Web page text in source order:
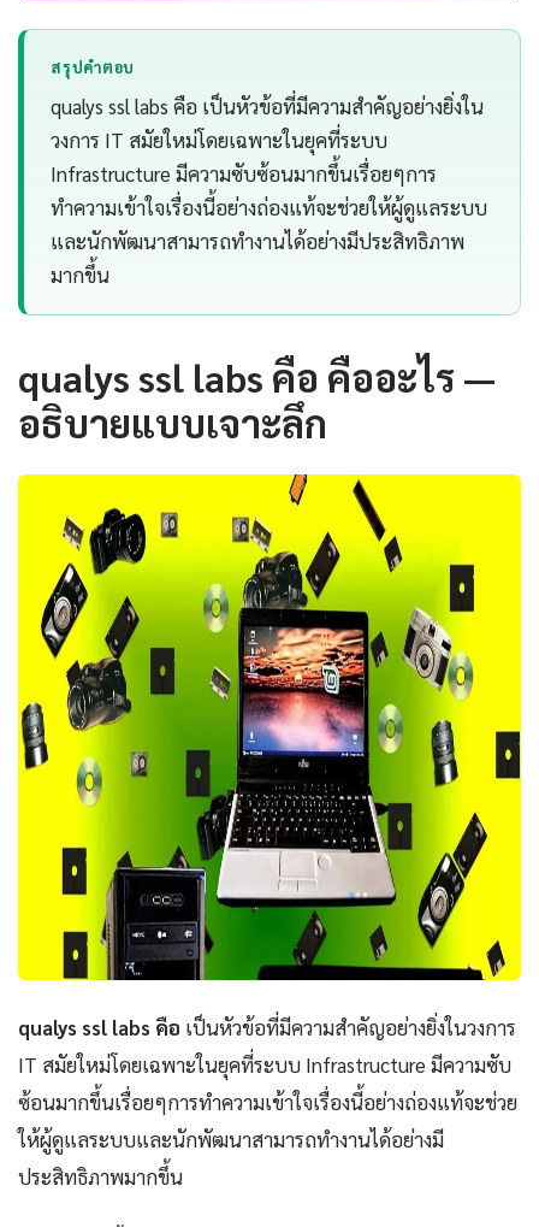
สรุปคำตอบ
qualys ssl labs คือ เป็นหัวข้อที่มีความสำคัญอย่างยิ่งใน
วงการ IT สมัยใหม่โดยเฉพาะในยุคที่ระบบ
Infrastructure มีความซับซ้อนมากขึ้นเรื่อยๆการ
ทำความเข้าใจเรื่องนี้อย่างถ่องแท้จะช่วยให้ผู้ดูแลระบบ
และนักพัฒนาสามารถทำงานได้อย่างมีประสิทธิภาพ
มากขึ้น
qualys ssl labs คือ คืออะไร —
อธิบายแบบเจาะลึก
qualys ssl labs คือ เป็นหัวข้อที่มีความสำคัญอย่างยิ่งในวงการ
IT สมัยใหม่โดยเฉพาะในยุคที่ระบบ Infrastructure มีความซับ
ซ้อนมากขึ้นเรื่อยๆการทำความเข้าใจเรื่องนี้อย่างถ่องแท้จะช่วย
ให้ผู้ดูแลระบบและนักพัฒนาสามารถทำงานได้อย่างมี
ประสิทธิภาพมากขึ้น